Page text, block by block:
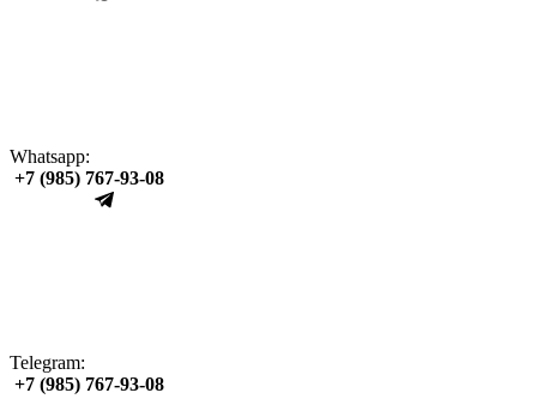
Whatsapp:
+7 (985) 767‑93‑08
Telegram:
+7 (985) 767‑93‑08